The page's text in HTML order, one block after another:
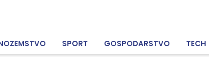
SPORT GOSPODARSTVO TECH